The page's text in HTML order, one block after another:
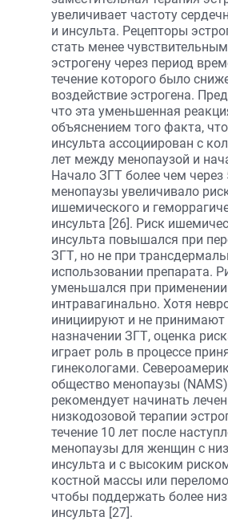
увеличивает частоту
и инсульта. Рецепторы
стать менее
эстрогену через период
течение которого было
воздействие эстрогена.
что эта уменьшенная
объяснением того факта,
инсульта ассоциирован с
лет между менопаузой и
Начало ЗГТ более чем через
менопаузы увеличивало
ишемического и
инсульта [26]. Риск
инсульта повышался при
ЗГТ, но не при
использовании препарата.
уменьшался при применении
интравагинально. Хотя
инициируют и не
назначении ЗГТ, оценка
играет роль в процессе
гинекологами.
общество менопаузы (NAMS)
рекомендует начинать
низкодозовой терапии
течение 10 лет после
менопаузы для женщин с
инсульта и с высоким
костной массы или
чтобы поддержать более
инсульта [27].